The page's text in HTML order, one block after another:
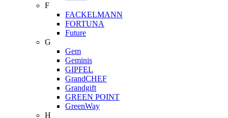
F
FACKELMANN
FORTUNA
Future
G
Gem
Geminis
GIPFEL
GrandCHEF
Grandgift
GREEN POINT
GreenWay
H